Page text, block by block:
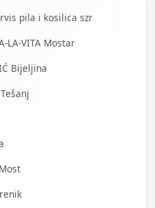
pila i kosilica szr
LA-VITA Mostar
Bijeljina